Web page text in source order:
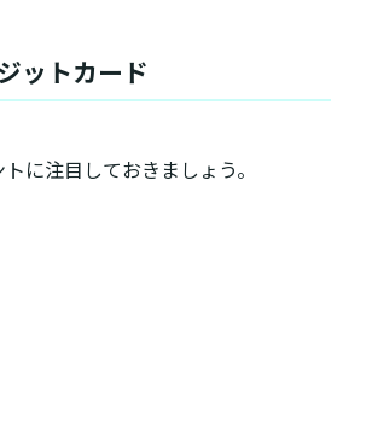
ットカード
に注目しておきましょう。